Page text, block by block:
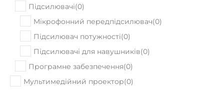
Підсилювачі(0)
Мікрофонний передпідсилювач(0)
Підсилювач потужності(0)
Підсилювачі для навушників(0)
Програмне забезпечення(0)
Мультимедійний проектор(0)